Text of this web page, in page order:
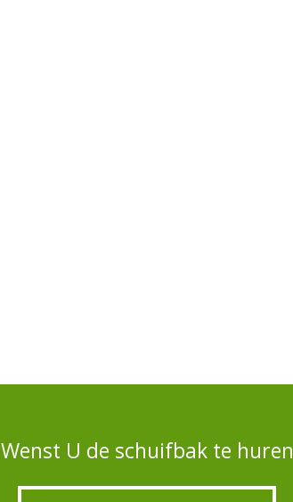
Wenst U de schuifbak te huren